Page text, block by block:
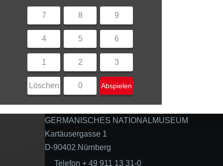
7 8 9
4 5 6
1 2 3
Löschen 0 Abspielen
GERMANISCHES NATIONALMUSEUM
Kartäusergasse 1
D-90402 Nürnberg
Telefon + 49 911 13 31-0